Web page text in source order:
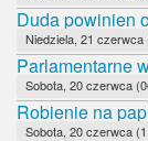
Duda powinien
Niedziela, 21 czerwca
Parlamentarne
Sobota, 20 czerwca
Robienie na
Sobota, 20 czerwca